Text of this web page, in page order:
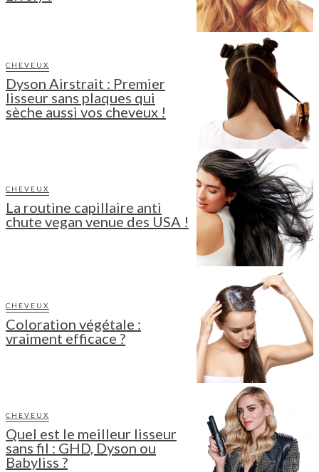
CHEVEUX
Dyson Airstrait : Premier
lisseur sans plaques qui
sèche aussi vos cheveux !
CHEVEUX
La routine capillaire anti
chute vegan venue des USA !
CHEVEUX
Coloration végétale :
vraiment efficace ?
CHEVEUX
Quel est le meilleur lisseur
sans fil : GHD, Dyson ou
Babyliss ?